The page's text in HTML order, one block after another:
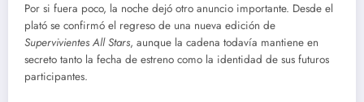
Por si fuera poco, la noche dejó otro anuncio importante. Desde el
plató se confirmó el regreso de una nueva edición de
Supervivientes All Stars, aunque la cadena todavía mantiene en
secreto tanto la fecha de estreno como la identidad de sus futuros
participantes.